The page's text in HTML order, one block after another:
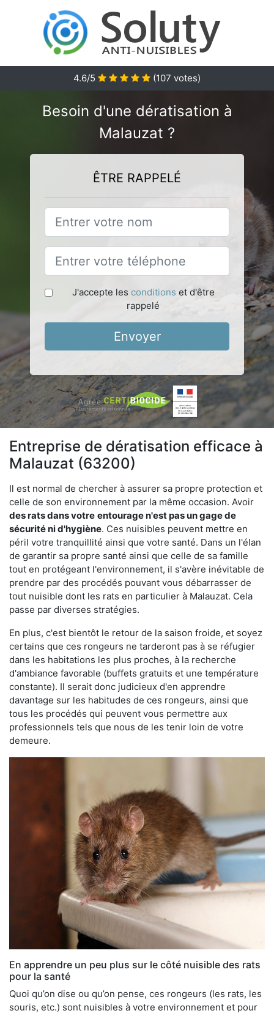
4.6/5 (107 votes)
Besoin d'une dératisation à
Malauzat ?
ÊTRE RAPPELÉ
J'accepte les conditions et d'être
rappelé
Envoyer
Entreprise de dératisation efficace à
Malauzat (63200)
Il est normal de chercher à assurer sa propre protection et
celle de son environnement par la même occasion. Avoir
des rats dans votre entourage n'est pas un gage de
sécurité ni d'hygiène. Ces nuisibles peuvent mettre en
péril votre tranquillité ainsi que votre santé. Dans un l'élan
de garantir sa propre santé ainsi que celle de sa famille
tout en protégeant l'environnement, il s'avère inévitable de
prendre par des procédés pouvant vous débarrasser de
tout nuisible dont les rats en particulier à Malauzat. Cela
passe par diverses stratégies.
En plus, c'est bientôt le retour de la saison froide, et soyez
certains que ces rongeurs ne tarderont pas à se réfugier
dans les habitations les plus proches, à la recherche
d'ambiance favorable (buffets gratuits et une température
constante). Il serait donc judicieux d'en apprendre
davantage sur les habitudes de ces rongeurs, ainsi que
tous les procédés qui peuvent vous permettre aux
professionnels tels que nous de les tenir loin de votre
demeure.
En apprendre un peu plus sur le côté nuisible des rats
pour la santé
Quoi qu’on dise ou qu’on pense, ces rongeurs (les rats, les
souris, etc.) sont nuisibles à votre environnement et pour